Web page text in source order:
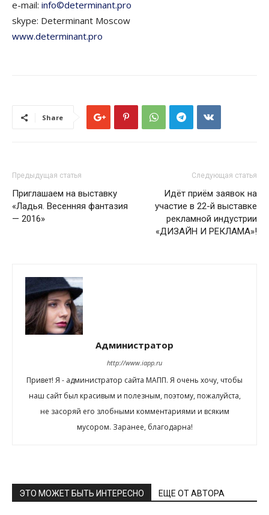
e-mail: info©determinant.pro
skype: Determinant Moscow
www.determinant.pro
Share
Предыдущая статья
Приглашаем на выставку
«Ладья. Весенняя фантазия
— 2016»
Следующая статья
Идёт приём заявок на
участие в 22-й выставке
рекламной индустрии
«ДИЗАЙН И РЕКЛАМА»!
Администратор
http://www.iapp.ru
Привет! Я - администратор сайта МАПП. Я очень хочу, чтобы
наш сайт был красивым и полезным, поэтому, пожалуйста,
не засоряй его злобными комментариями и всяким
мусором. Заранее, благодарна!
ЭТО МОЖЕТ БЫТЬ ИНТЕРЕСНО ЕЩЕ ОТ АВТОРА